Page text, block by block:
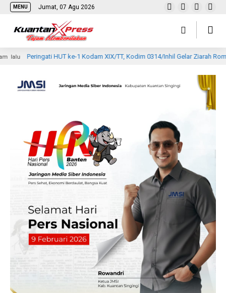
MENU Jumat, 07 Agu 2026
HUT ke-1 Kodam XIX/TT, Kodim 0314/Inhil Gelar Ziarah Rombongan